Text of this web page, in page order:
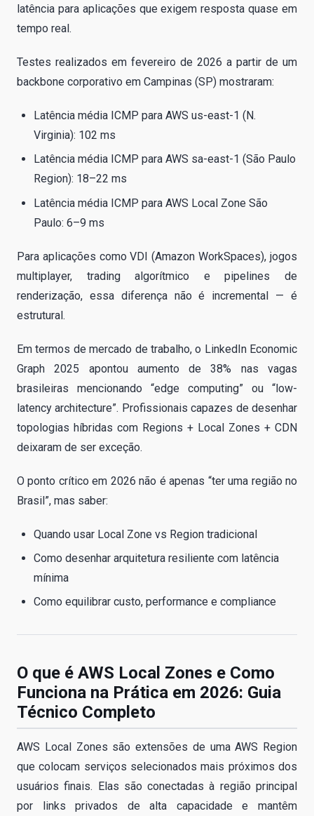
latência para aplicações que exigem resposta quase em
tempo real.
Testes realizados em fevereiro de 2026 a partir de um
backbone corporativo em Campinas (SP) mostraram:
Latência média ICMP para AWS us-east-1 (N.
Virginia): 102 ms
Latência média ICMP para AWS sa-east-1 (São Paulo
Region): 18–22 ms
Latência média ICMP para AWS Local Zone São
Paulo: 6–9 ms
Para aplicações como VDI (Amazon WorkSpaces), jogos
multiplayer, trading algorítmico e pipelines de
renderização, essa diferença não é incremental — é
estrutural.
Em termos de mercado de trabalho, o LinkedIn Economic
Graph 2025 apontou aumento de 38% nas vagas
brasileiras mencionando “edge computing” ou “low-
latency architecture”. Profissionais capazes de desenhar
topologias híbridas com Regions + Local Zones + CDN
deixaram de ser exceção.
O ponto crítico em 2026 não é apenas “ter uma região no
Brasil”, mas saber:
Quando usar Local Zone vs Region tradicional
Como desenhar arquitetura resiliente com latência
mínima
Como equilibrar custo, performance e compliance
O que é AWS Local Zones e Como
Funciona na Prática em 2026: Guia
Técnico Completo
AWS Local Zones são extensões de uma AWS Region
que colocam serviços selecionados mais próximos dos
usuários finais. Elas são conectadas à região principal
por links privados de alta capacidade e mantêm